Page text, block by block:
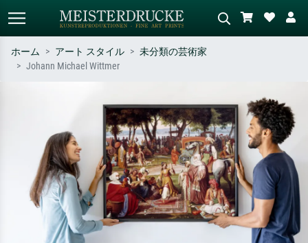
– 例：モネ、星月夜、印象派、北
斎の波、ヌード。
シーンを説明してください – 例：
緑の草原、赤の多い抽象画、暗い
油絵、木のそばの立ち姿のヌー
ド。
ホーム アート スタイル
未分類の芸術家
Johann Michael Wittmer